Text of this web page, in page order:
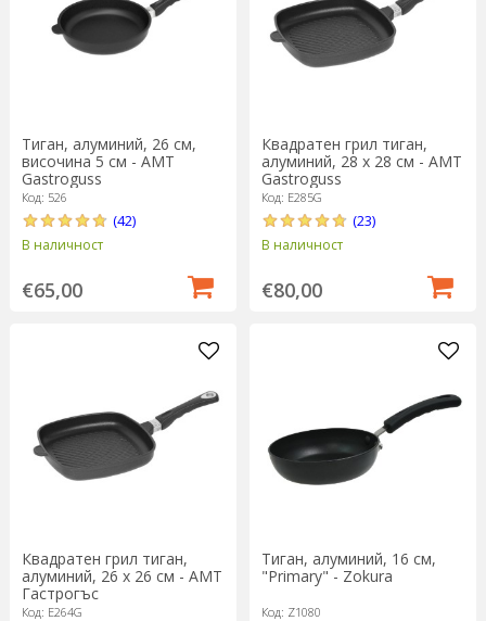
Тиган, алуминий, 26 см,
височина 5 см - AMT
Gastroguss
Код: 526
(42)
В наличност
€65,00
Квадратен грил тиган,
алуминий, 28 х 28 см - AMT
Gastroguss
Код: E285G
(23)
В наличност
€80,00
Квадратен грил тиган,
алуминий, 26 х 26 см - AMT
Гастрогъс
Код: E264G
Тиган, алуминий, 16 см,
"Primary" - Zokura
Код: Z1080